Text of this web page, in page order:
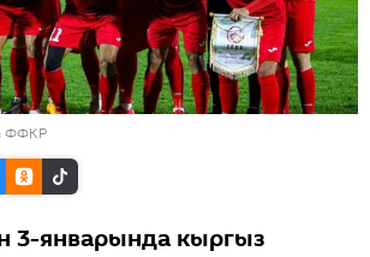
ФФКР
январында кыргыз